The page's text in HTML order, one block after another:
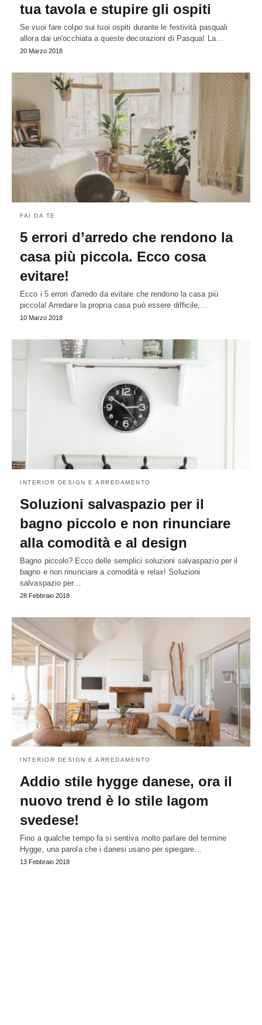
tua tavola e stupire gli ospiti
Se vuoi fare colpo sui tuoi ospiti durante le festività pasquali
allora dai un'occhiata a queste decorazioni di Pasqua! La…
20 Marzo 2018
FAI DA TE
5 errori d’arredo che rendono la
casa più piccola. Ecco cosa
evitare!
Ecco i 5 errori d'arredo da evitare che rendono la casa più
piccola! Arredare la propria casa può essere difficile,…
10 Marzo 2018
INTERIOR DESIGN E ARREDAMENTO
Soluzioni salvaspazio per il
bagno piccolo e non rinunciare
alla comodità e al design
Bagno piccolo? Ecco delle semplici soluzioni salvaspazio per il
bagno e non rinunciare a comodità e relax! Soluzioni
salvaspazio per…
28 Febbraio 2018
INTERIOR DESIGN E ARREDAMENTO
Addio stile hygge danese, ora il
nuovo trend è lo stile lagom
svedese!
Fino a qualche tempo fa si sentiva molto parlare del termine
Hygge, una parola che i danesi usano per spiegare…
13 Febbraio 2018